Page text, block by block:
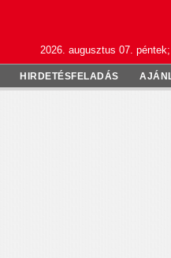
2026. augusztus 07.
HIRDETÉSFELADÁS